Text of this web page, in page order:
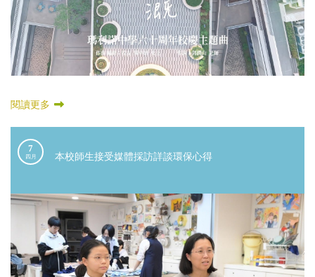
閱讀更多
7
四月 本校師生接受媒體採訪詳談環保心得